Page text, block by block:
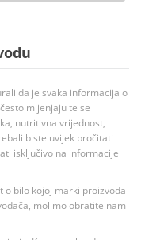
da je svaka informacija o
mijenjaju te se
nutritivna vrijednost,
biste uvijek pročitati
isključivo na informacije
o bilo kojoj marki proizvoda
molimo obratite nam